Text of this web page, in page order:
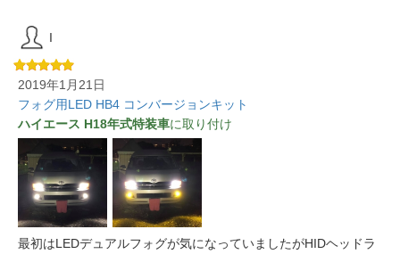
I
2019年1月21日
フォグ用LED HB4 コンバージョンキット
ハイエース H18年式特装車に取り付け
最初はLEDデュアルフォグが気になっていましたがHIDヘッドラ